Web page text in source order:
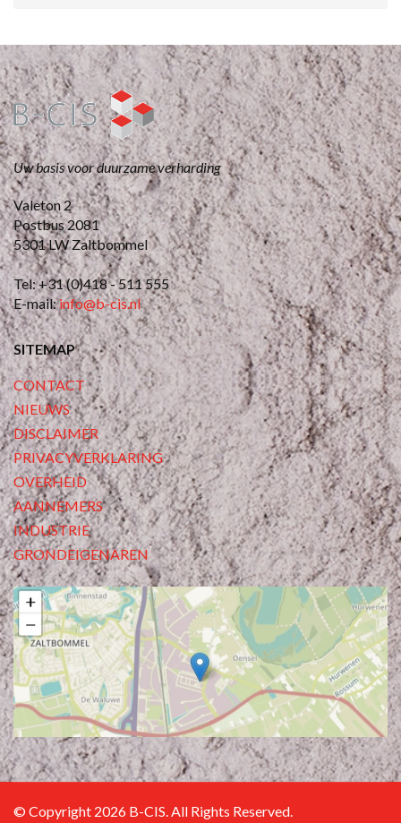
Uw basis voor duurzame verharding
Valeton 2
Postbus 2081
5301 LW Zaltbommel
Tel: +31 (0)418 - 511 555
E-mail:info@b-cis.nl
SITEMAP
CONTACT
NIEUWS
DISCLAIMER
PRIVACYVERKLARING
OVERHEID
AANNEMERS
INDUSTRIE
GRONDEIGENAREN
© Copyright 2026 B-CIS. All Rights Reserved.